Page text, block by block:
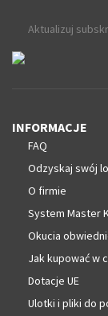
Aktualizuj
INFORMACJE
FAQ
Odzyskaj swój
O firmie
System Master
Okucia
Jak kupować w
Dotacje UE
Ulotki i pliki do